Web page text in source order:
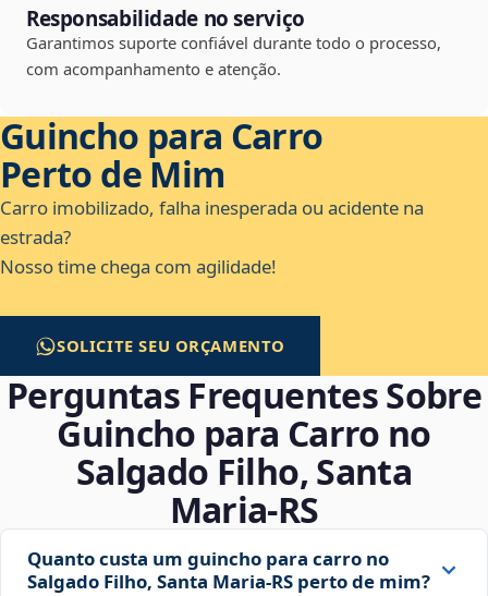
Responsabilidade no serviço
Garantimos suporte confiável durante todo o processo,
com acompanhamento e atenção.
Guincho para Carro
Perto de Mim
Carro imobilizado, falha inesperada ou acidente na
estrada?
Nosso time chega com agilidade!
SOLICITE SEU ORÇAMENTO
Perguntas Frequentes Sobre
Guincho para Carro no
Salgado Filho, Santa
Maria‑RS
Quanto custa um guincho para carro no
Salgado Filho, Santa Maria‑RS perto de mim?